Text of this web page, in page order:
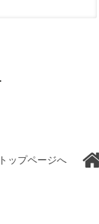
トップページへ